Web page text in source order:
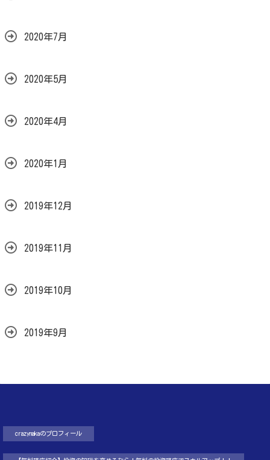
2020年7月
2020年5月
2020年4月
2020年1月
2019年12月
2019年11月
2019年10月
2019年9月
crazynakaのプロフィール